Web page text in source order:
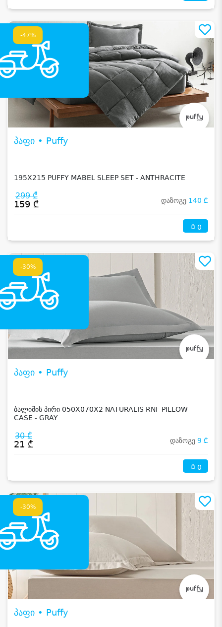
-47%
პაფი • Puffy
195X215 PUFFY MABEL SLEEP SET - ANTHRACITE
299 ₾
159 ₾ დაზოგე 140 ₾
0
-30%
პაფი • Puffy
ბალიშის პირი 050X070X2 NATURALIS RNF PILLOW
CASE - GRAY
30 ₾
21 ₾ დაზოგე 9 ₾
0
-30%
პაფი • Puffy